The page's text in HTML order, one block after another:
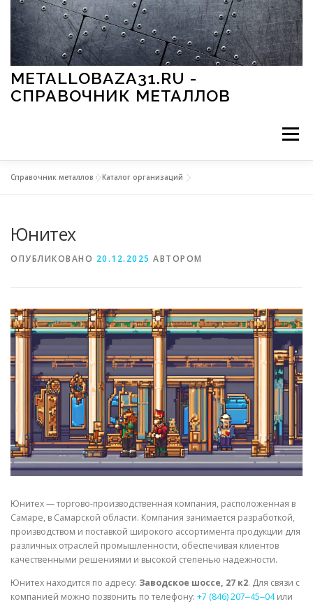
Перейти к содержимому
METALLOBAZA31.RU -
СПРАВОЧНИК МЕТАЛЛОВ
Меню
МЕТАЛЛЫ И ОКРУЖАЮЩАЯ СРЕДА
СВОЙСТВА МЕТАЛЛОВ СОРТА МЕТАЛЛОВ
СТАТЬИ
Справочник металлов »Каталог организаций
Юнитех
ОПУБЛИКОВАНО 20.12.2025 АВТОРОМ
Юнитех — торгово-производственная компания, расположенная в
Самаре, в Самарской области. Компания занимается разработкой,
производством и поставкой широкого ассортимента продукции для
различных отраслей промышленности, обеспечивая клиентов
качественными решениями и высокой степенью надежности.
Юнитех находится по адресу: Заводское шоссе, 27 к2. Для связи с
компанией можно позвонить по телефону: +7 (846) 207‒45‒04или